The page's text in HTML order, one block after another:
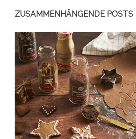
ZUSAMMENHÄNGENDE POSTS